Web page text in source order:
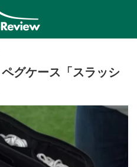
グケース「スラッシ